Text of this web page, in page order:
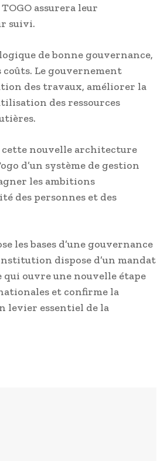
assurera leur
suivi.
de bonne gouvernance,
Le gouvernement
des travaux, améliorer la
des ressources
nouvelle architecture
d’un système de gestion
les ambitions
des personnes et des
les bases d’une gouvernance
dispose d’un mandat
ouvre une nouvelle étape
et confirme la
levier essentiel de la